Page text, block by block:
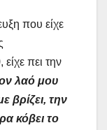
που είχε
πει την
λαό μου
βρίζει, την
κόβει το